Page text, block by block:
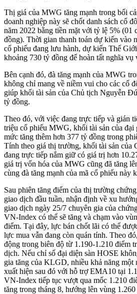
Thị giá của MWG tăng mạnh trong bối
doanh nghiệp này sẽ chốt danh sách cổ
năm 2022 bằng tiền mặt với tỷ lệ 5% (01
đồng). Thời gian thanh toán dự kiến vào
cổ phiếu đang lưu hành, dự kiến Thế
khoảng 730 tỷ đồng để hoàn tất nghĩa vụ
Bên cạnh đó, đà tăng mạnh của MWG
không chỉ mang về niềm vui cho các cổ
giúp khối tài sản của Chủ tịch Nguyễn
tỷ đồng.
Theo đó, với việc đang trực tiếp và gián
triệu cổ phiếu MWG, khối tài sản của
mức tăng thêm hơn 377 tỷ đồng trong
Tính theo giá thị trường, khối tài sản
đang trực tiếp nắm giữ có giá trị hơn
giá trị vốn hóa của MWG cũng đã tăng
cùng đà tăng mạnh của mã cổ phiếu này
Sau phiên tăng điểm của thị trường
giao dịch đầu tuần, nhận định về xu
giao dịch ngày 25/7 chuyên gia của
VN-Index có thể sẽ tăng và chạm vào
điểm. Tại đây, lực bán chốt lãi có thể
lực mua vẫn đang còn quán tính. Theo
động trong biên độ từ 1.190-1.210 điểm
dịch. Nếu chỉ số đại diện sàn HOSE
gia tăng của KLGD, nhiều khả năng một
xuất hiện sau đó với hỗ trợ EMA10 tại
VN-Index tiếp tục vượt qua mốc 1.210
tăng trong tháng 8, hướng lên vùng 1.260